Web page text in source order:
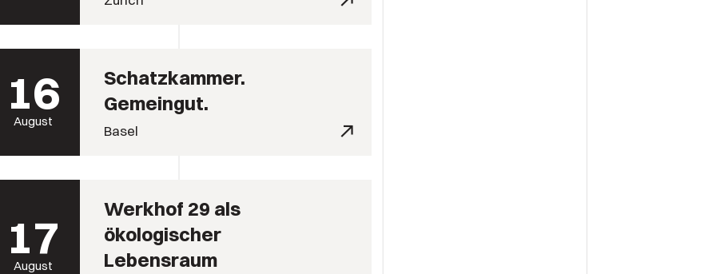
16
August
Schatzkammer.
Gemeingut.
Basel
17
August
Werkhof 29 als
ökologischer
Lebensraum